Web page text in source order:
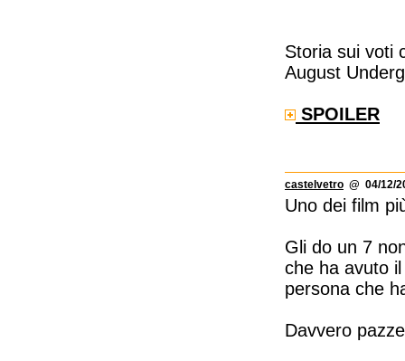
Storia sui voti
August
SPOILER
castelvetro @ 04/12/
Uno dei film
Gli do un 7
che ha avuto
persona che
Davvero